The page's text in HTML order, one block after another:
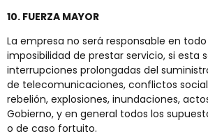
10. FUERZA MAYOR
La empresa no será responsable en
imposibilidad de prestar servicio, si esta
interrupciones prolongadas del
de telecomunicaciones, conflictos
rebelión, explosiones, inundaciones,
Gobierno, y en general todos los
o de caso fortuito.